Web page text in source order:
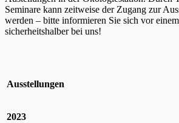
Seminare kann zeitweise der Zugang zur
werden – bitte informieren Sie sich vor
sicherheitshalber bei uns!
Ausstellungen
2023